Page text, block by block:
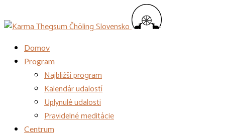
Domov
Program
Najbližší program
Kalendár udalostí
Uplynulé udalosti
Pravidelné meditácie
Centrum